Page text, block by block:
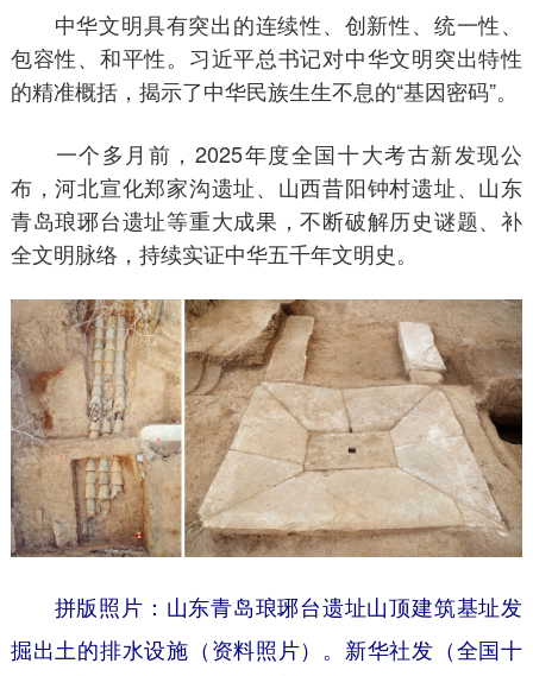
中华文明具有突出的连续性、创新性、统一性、
包容性、和平性。习近平总书记对中华文明突出特性
的精准概括，揭示了中华民族生生不息的“基因密码”。
一个多月前，2025年度全国十大考古新发现公
布，河北宣化郑家沟遗址、山西昔阳钟村遗址、山东
青岛琅琊台遗址等重大成果，不断破解历史谜题、补
全文明脉络，持续实证中华五千年文明史。
拼版照片：山东青岛琅琊台遗址山顶建筑基址发
掘出土的排水设施（资料照片）。新华社发（全国十